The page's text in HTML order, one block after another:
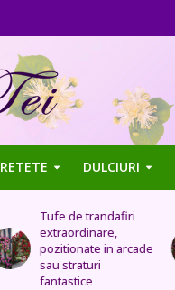
RETETE DULCIURI
Aranjamentele din
flori colorate sunt
absolut superbe,
ideale pentru casa si
curtea ta